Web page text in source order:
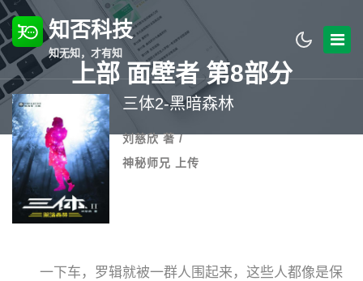
知否科技
知无知，才有知
上部 面壁者 第8部分
三体2-黑暗森林
刘慈欣 著 /
神秘师兄 上传
一下车，罗辑就被一群人围起来，这些人都像是保